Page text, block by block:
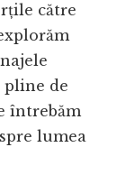
către
de
întrebăm
lumea